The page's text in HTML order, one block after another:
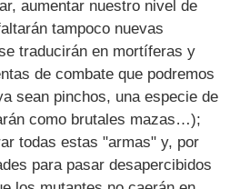
aumentar nuestro nivel de
tampoco nuevas
traducirán en mortíferas y
de combate que podremos
sean pinchos, una especie de
como brutales mazas…);
todas estas "armas" y, por
para pasar desapercibidos